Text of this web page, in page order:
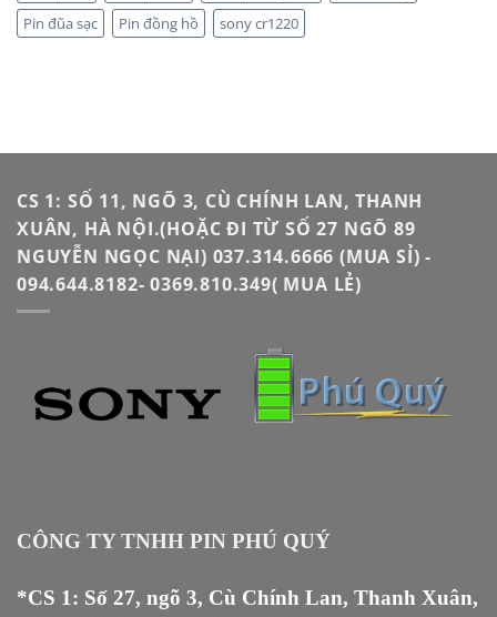
Pin đũa sạc
Pin đồng hồ sony cr1220
CS 1: SỐ 11, NGÕ 3, CÙ CHÍNH LAN, THANH
XUÂN, HÀ NỘI.(HOẶC ĐI TỪ SỐ 27 NGÕ 89
NGUYỄN NGỌC NẠI) 037.314.6666 (MUA SỈ) -
094.644.8182- 0369.810.349( MUA LẺ)
CÔNG TY TNHH PIN PHÚ QUÝ
*CS 1: Số 27, ngõ 3, Cù Chính Lan, Thanh Xuân,